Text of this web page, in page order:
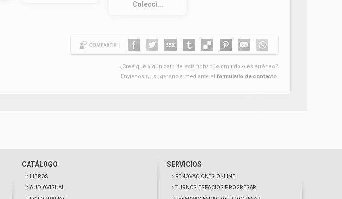
Colecci...
¿Cree que algún dato de esta ficha fue omitido o es erróneo?
Envíenos su sugerencia mediante el formulario de contacto.
CATÁLOGO
LIBROS
AUDIOVISUAL
SERVICIOS
RENOVACIONES ONLINE
TURNOS ESPACIOS PROGRESAR